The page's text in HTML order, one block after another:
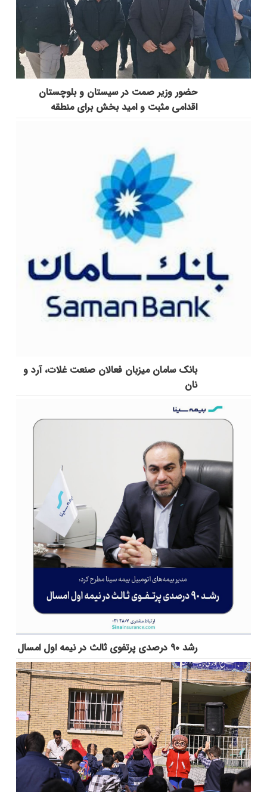
حضور وزیر صمت در سیستان و بلوچستان
اقدامی مثبت و امید بخش برای منطقه
بانک سامان میزبان فعالان صنعت غلات، آرد و
نان
رشد ۹۰ درصدی پرتفوی ثالث در نیمه اول امسال